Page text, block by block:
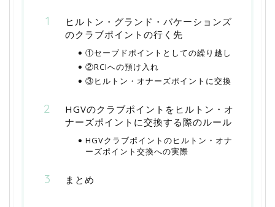
ヒルトン・グランド・バケーションズ
のクラブポイントの行く先
①セーブドポイントとしての繰り越し
②RCIへの預け入れ
③ヒルトン・オナーズポイントに交換
HGVのクラブポイントをヒルトン・オ
ナーズポイントに交換する際のルール
HGVクラブポイントのヒルトン・オナ
ーズポイント交換への実際
まとめ